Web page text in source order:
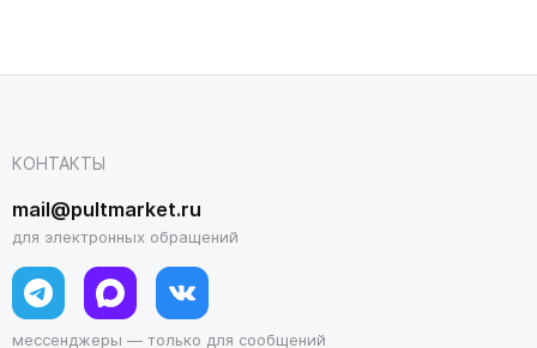
КОНТАКТЫ
mail@pultmarket.ru
для электронных обращений
мессенджеры — только для сообщений